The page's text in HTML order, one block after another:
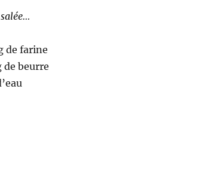
de farine
de beurre